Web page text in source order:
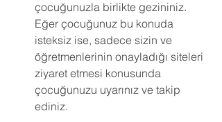
çocuğunuzla birlikte gezininiz.
Eğer çocuğunuz bu konuda
isteksiz ise, sadece sizin ve
öğretmenlerinin onayladığı siteleri
ziyaret etmesi konusunda
çocuğunuzu uyarınız ve takip
ediniz.